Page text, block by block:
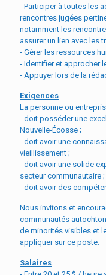
- Participer à toutes les
rencontres jugées
notamment les
assurer un lien avec les
- Gérer les ressources
- Identifier et approcher
- Appuyer lors de la
Exigences
La personne ou
- doit posséder une
Nouvelle-Écosse ;
- doit avoir une
vieillissement ;
- doit avoir une solide
secteur communautaire ;
- doit avoir des
Nous invitons et
communautés
de minorités visibles et
appliquer sur ce poste.
Salaires